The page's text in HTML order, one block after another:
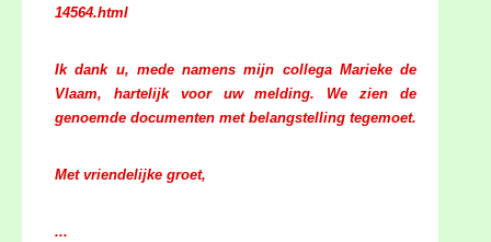
14564.html
Ik dank u, mede namens mijn collega Marieke de
Vlaam, hartelijk voor uw melding. We zien de
genoemde documenten met belangstelling tegemoet.
Met vriendelijke groet,
...